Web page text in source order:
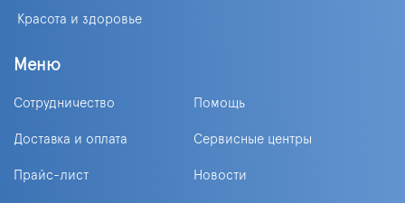
Красота и здоровье
Меню
Сотрудничество Помощь
Доставка и оплата Сервисные центры
Прайс-лист Новости